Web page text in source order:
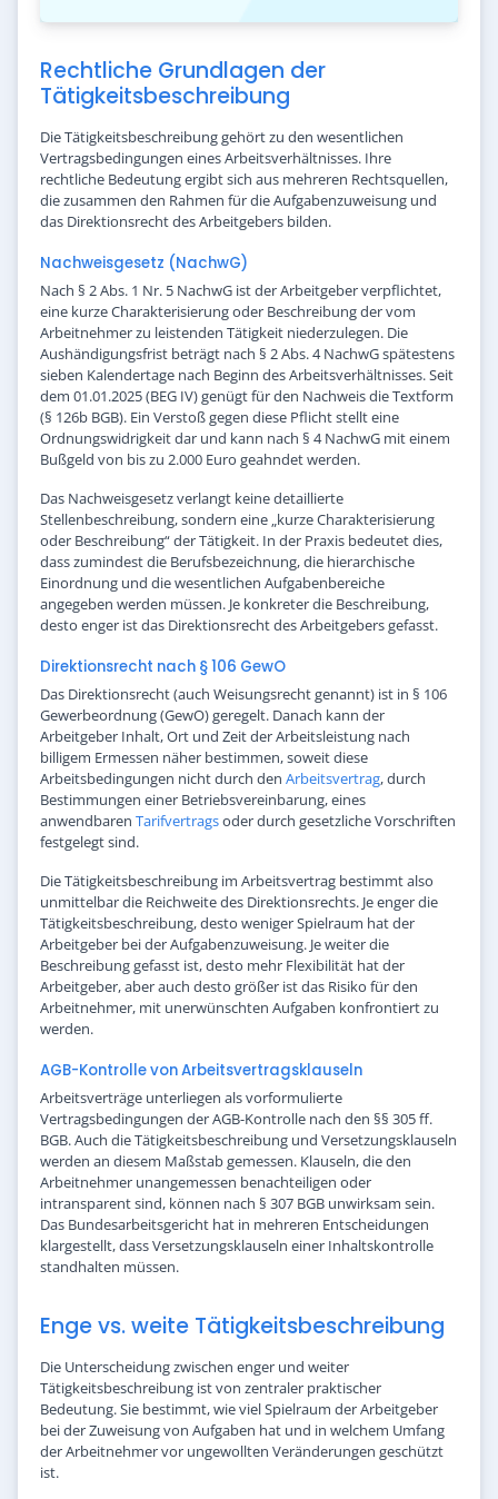
Rechtliche Grundlagen der
Tätigkeitsbeschreibung
Die Tätigkeitsbeschreibung gehört zu den wesentlichen
Vertragsbedingungen eines Arbeitsverhältnisses. Ihre
rechtliche Bedeutung ergibt sich aus mehreren Rechtsquellen,
die zusammen den Rahmen für die Aufgabenzuweisung und
das Direktionsrecht des Arbeitgebers bilden.
Nachweisgesetz (NachwG)
Nach § 2 Abs. 1 Nr. 5 NachwG ist der Arbeitgeber verpflichtet,
eine kurze Charakterisierung oder Beschreibung der vom
Arbeitnehmer zu leistenden Tätigkeit niederzulegen. Die
Aushändigungsfrist beträgt nach § 2 Abs. 4 NachwG spätestens
sieben Kalendertage nach Beginn des Arbeitsverhältnisses. Seit
dem 01.01.2025 (BEG IV) genügt für den Nachweis die Textform
(§ 126b BGB). Ein Verstoß gegen diese Pflicht stellt eine
Ordnungswidrigkeit dar und kann nach § 4 NachwG mit einem
Bußgeld von bis zu 2.000 Euro geahndet werden.
Das Nachweisgesetz verlangt keine detaillierte
Stellenbeschreibung, sondern eine „kurze Charakterisierung
oder Beschreibung“ der Tätigkeit. In der Praxis bedeutet dies,
dass zumindest die Berufsbezeichnung, die hierarchische
Einordnung und die wesentlichen Aufgabenbereiche
angegeben werden müssen. Je konkreter die Beschreibung,
desto enger ist das Direktionsrecht des Arbeitgebers gefasst.
Direktionsrecht nach § 106 GewO
Das Direktionsrecht (auch Weisungsrecht genannt) ist in § 106
Gewerbeordnung (GewO) geregelt. Danach kann der
Arbeitgeber Inhalt, Ort und Zeit der Arbeitsleistung nach
billigem Ermessen näher bestimmen, soweit diese
Arbeitsbedingungen nicht durch den Arbeitsvertrag, durch
Bestimmungen einer Betriebsvereinbarung, eines
anwendbaren Tarifvertragsoder durch gesetzliche Vorschriften
festgelegt sind.
Die Tätigkeitsbeschreibung im Arbeitsvertrag bestimmt also
unmittelbar die Reichweite des Direktionsrechts. Je enger die
Tätigkeitsbeschreibung, desto weniger Spielraum hat der
Arbeitgeber bei der Aufgabenzuweisung. Je weiter die
Beschreibung gefasst ist, desto mehr Flexibilität hat der
Arbeitgeber, aber auch desto größer ist das Risiko für den
Arbeitnehmer, mit unerwünschten Aufgaben konfrontiert zu
werden.
AGB-Kontrolle von Arbeitsvertragsklauseln
Arbeitsverträge unterliegen als vorformulierte
Vertragsbedingungen der AGB-Kontrolle nach den §§ 305 ff.
BGB. Auch die Tätigkeitsbeschreibung und Versetzungsklauseln
werden an diesem Maßstab gemessen. Klauseln, die den
Arbeitnehmer unangemessen benachteiligen oder
intransparent sind, können nach § 307 BGB unwirksam sein.
Das Bundesarbeitsgericht hat in mehreren Entscheidungen
klargestellt, dass Versetzungsklauseln einer Inhaltskontrolle
standhalten müssen.
Enge vs. weite Tätigkeitsbeschreibung
Die Unterscheidung zwischen enger und weiter
Tätigkeitsbeschreibung ist von zentraler praktischer
Bedeutung. Sie bestimmt, wie viel Spielraum der Arbeitgeber
bei der Zuweisung von Aufgaben hat und in welchem Umfang
der Arbeitnehmer vor ungewollten Veränderungen geschützt
ist.